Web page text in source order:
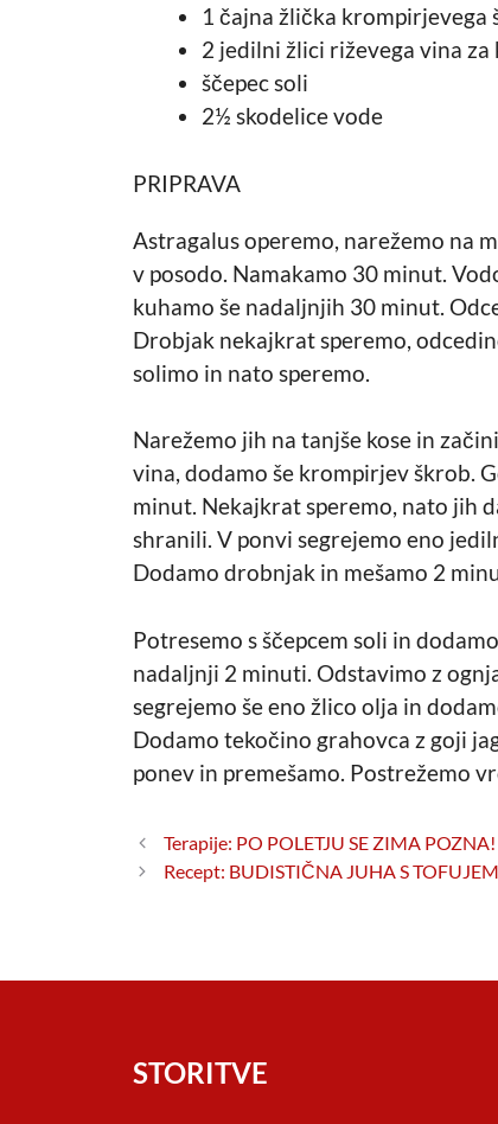
1 čajna žlička krompirjevega
2 jedilni žlici riževega vina za
ščepec soli
2½ skodelice vode
PRIPRAVA
Astragalus operemo, narežemo na
v posodo. Namakamo 30 minut.
kuhamo še nadaljnjih 30 minut.
Drobjak nekajkrat speremo,
solimo in nato speremo.
Narežemo jih na tanjše kose in
vina, dodamo še krompirjev škrob.
minut. Nekajkrat speremo, nato jih
shranili. V ponvi segrejemo eno
Dodamo drobnjak in mešamo 2
Potresemo s ščepcem soli in
nadaljnji 2 minuti. Odstavimo z
segrejemo še eno žlico olja in
Dodamo tekočino grahovca z goji
ponev in premešamo. Postrežemo
Terapije: PO POLETJU SE ZIMA
Recept: BUDISTIČNA JUHA S
STORITVE